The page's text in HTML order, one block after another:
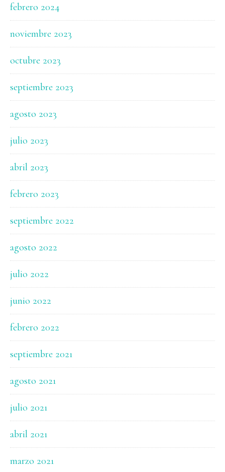
febrero 2024
noviembre 2023
octubre 2023
septiembre 2023
agosto 2023
julio 2023
abril 2023
febrero 2023
septiembre 2022
agosto 2022
julio 2022
junio 2022
febrero 2022
septiembre 2021
agosto 2021
julio 2021
abril 2021
marzo 2021